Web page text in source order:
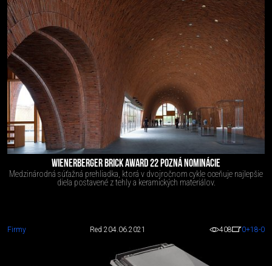
WIENERBERGER BRICK AWARD 22 POZNÁ NOMINÁCIE
Medzinárodná súťažná prehliadka, ktorá v dvojročnom cykle oceňuje najlepšie
diela postavené z tehly a keramických materiálov.
Firmy Red 204.06.2021 408 0+18-0